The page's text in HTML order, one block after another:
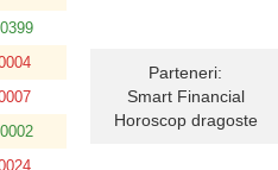
Parteneri:
Smart Financial
Horoscop dragoste